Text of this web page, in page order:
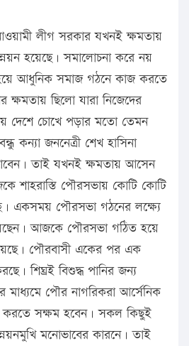
লীগ সরকার যখনই ক্ষমতায়
হয়েছে। সমালোচনা করে নয়
আধুনিক সমাজ গঠনে কাজ করতে
ছিলো যারা নিজেদের
দেশে চোখে পড়ার মতো তেমন
কন্যা জননেত্রী শেখ হাসিনা
তাই যখনই ক্ষমতায় আসেন
শাহরাস্তি পৌরসভায় কোটি কোটি
একসময় পৌরসভা গঠনের লক্ষ্যে
আজকে পৌরসভা গঠিত হয়ে
পৌরবাসী একের পর এক
শিঘ্রই বিশুদ্ধ পানির জন্য
মাধ্যমে পৌর নাগরিকরা আর্সেনিক
করতে সক্ষম হবেন। সকল কিছুই
মনোভাবের কারনে। তাই